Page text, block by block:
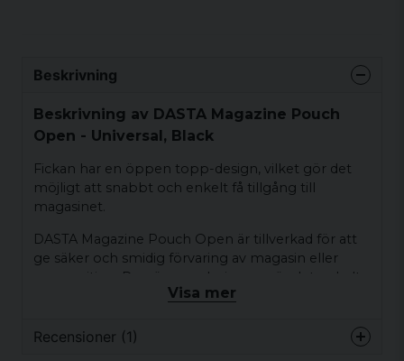
Beskrivning
Beskrivning av DASTA Magazine Pouch
Open - Universal, Black
Fickan har en öppen topp-design, vilket gör det
möjligt att snabbt och enkelt få tillgång till
magasinet.
DASTA Magazine Pouch Open är tillverkad för att
ge säker och smidig förvaring av magasin eller
ammunition. Den öppna designen gör det enkelt
att dra ut eller placera tillbaka magasinet snabbt
Visa mer
Recensioner (1)